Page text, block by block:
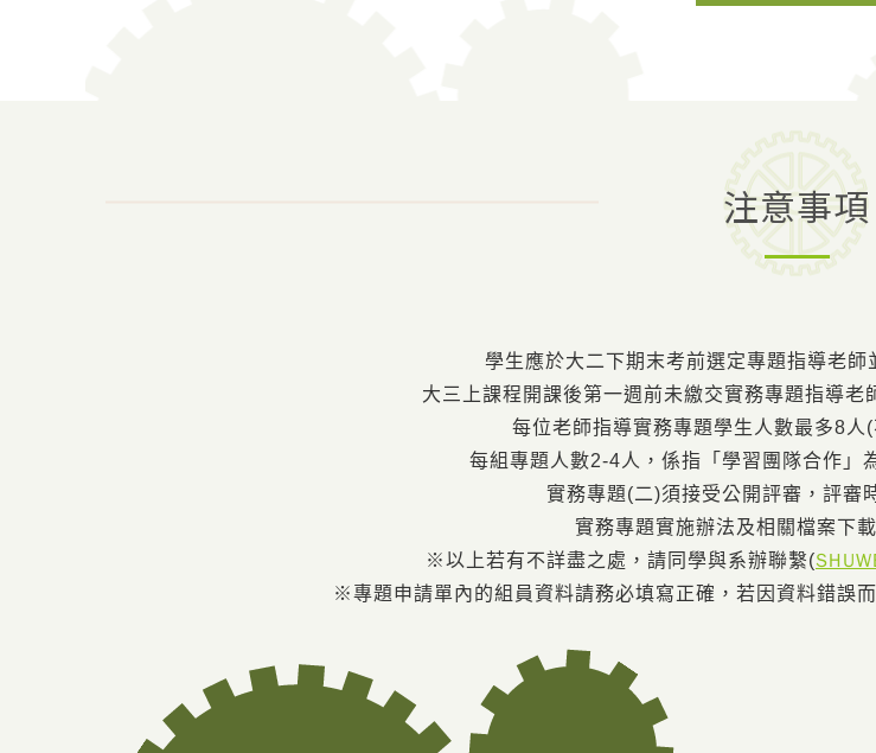
注意事項
學生應於大二下期末考前選定專題指導老師
大三上課程開課後第一週前未繳交實務專題指導老
每位老師指導實務專題學生人數最多8人
每組專題人數2-4人，係指「學習團隊合作」
實務專題(二)須接受公開評審，評審
實務專題實施辦法及相關檔案下
※以上若有不詳盡之處，請同學與系辦聯繫(
※專題申請單內的組員資料請務必填寫正確，若因資料錯誤